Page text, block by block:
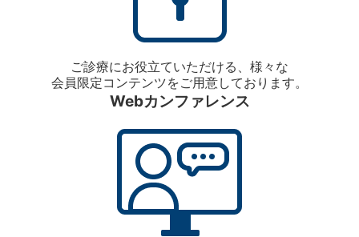
ご診療にお役立ていただける、様々な
会員限定コンテンツをご用意しております。
Webカンファレンス